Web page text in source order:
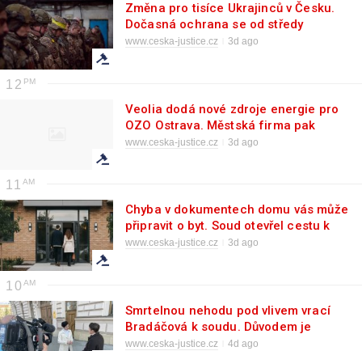
Změna pro tisíce Ukrajinců v Česku.
Dočasná ochrana se od středy
upravuje
www.ceska-justice.cz 3d ago
12
Veolia dodá nové zdroje energie pro
OZO Ostrava. Městská firma pak
výrazně ušetří
www.ceska-justice.cz 3d ago
11
Chyba v dokumentech domu vás může
připravit o byt. Soud otevřel cestu k
nápravě
www.ceska-justice.cz 3d ago
10
Smrtelnou nehodu pod vlivem vrací
Bradáčová k soudu. Důvodem je
posudek k Pelcovi
www.ceska-justice.cz 4d ago